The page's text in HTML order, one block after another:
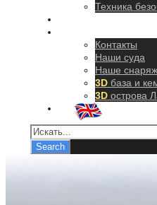
Техника
Контакты
Наши суда
Наше
3D база и
3D острова